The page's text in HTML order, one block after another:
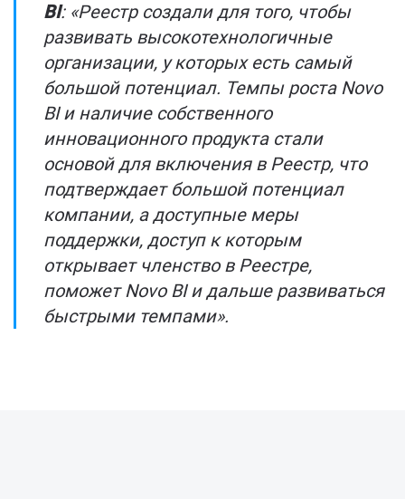
BI: «Реестр создали для того, чтобы
развивать высокотехнологичные
организации, у которых есть самый
большой потенциал. Темпы роста Novo
BI и наличие собственного
инновационного продукта стали
основой для включения в Реестр, что
подтверждает большой потенциал
компании, а доступные меры
поддержки, доступ к которым
открывает членство в Реестре,
поможет Novo BI и дальше развиваться
быстрыми темпами».